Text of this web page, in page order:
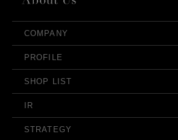
COMPANY
PROFILE
SHOP LIST
IR
STRATEGY